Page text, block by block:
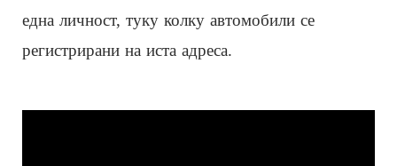
една личност, туку колку автомобили се
регистрирани на иста адреса.